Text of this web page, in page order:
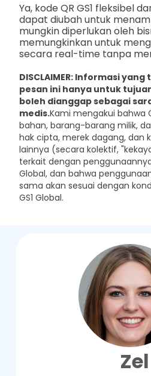
Ya, kode QR GS1 fleksibel
dapat diubah untuk
mungkin diperlukan oleh
memungkinkan untuk
secara real-time tanpa
DISCLAIMER: Informasi
pesan ini hanya untuk
boleh dianggap sebagai
medis.Kami mengakui bahwa
bahan, barang-barang milik,
hak cipta, merek dagang, dan
lainnya (secara kolektif,
terkait dengan
Global, dan bahwa
sama akan sesuai dengan
GS1 Global.
Zel